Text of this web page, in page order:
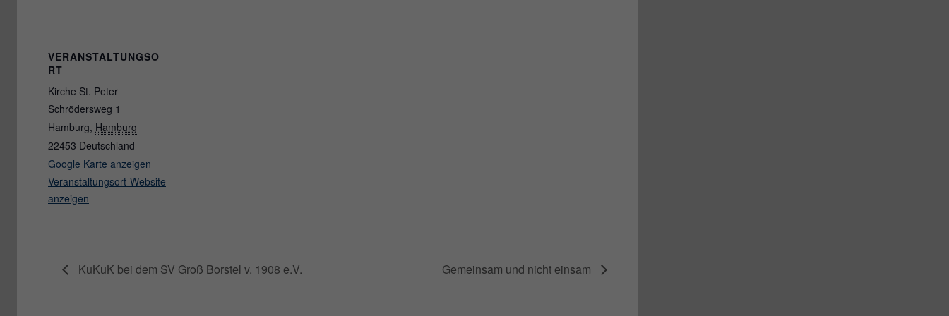
VERANSTALTUNGSO
RT
Kirche St. Peter
Schrödersweg 1
Hamburg, Hamburg
22453 Deutschland
Google Karte anzeigen
Veranstaltungsort-Website
anzeigen
KuKuK bei dem SV Groß Borstel v. 1908 e.V. Gemeinsam und nicht einsam